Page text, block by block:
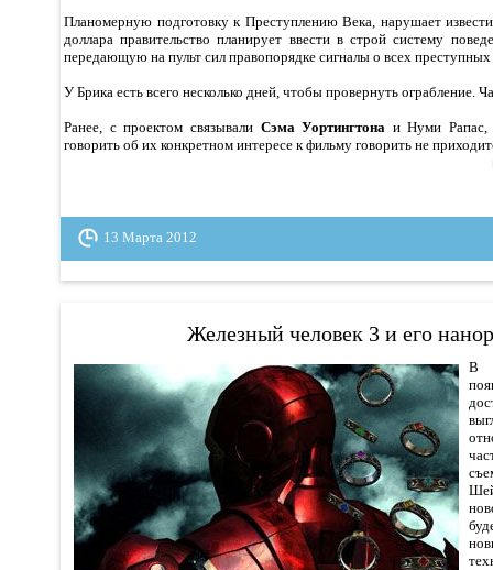
Планомерную подготовку к Преступлению Века, нарушает
доллара правительство планирует ввести в строй систему
передающую на пульт сил правопорядке сигналы о всех
У Брика есть всего несколько дней, чтобы провернуть ограбление.
Ранее, с проектом связывали Сэма Уортингтона и Нуми Рапас,
говорить об их конкретном интересе к фильму говорить не
13 Марта 2012
Железный человек 3 и его
В